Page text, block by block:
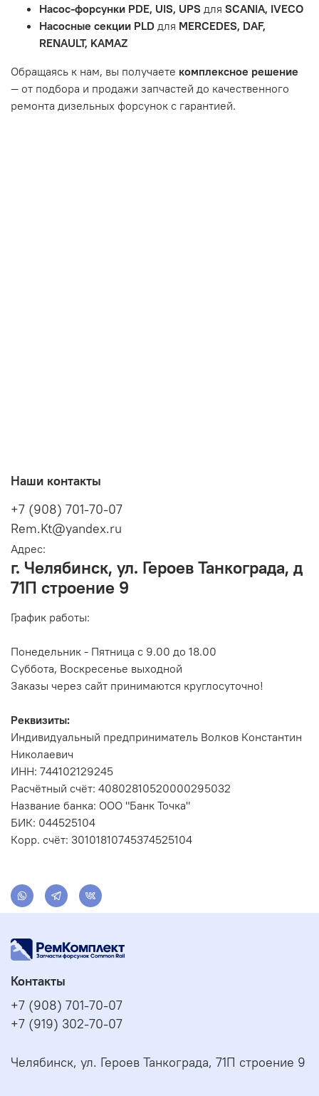
или чрезмерным износом.
Неисправность топливной системы или системы
впуска/выпуска.
Насос-форсунки PDE, UIS, UPS для SCANIA, IVECO
Насосные секции PLD для MERCEDES, DAF,
RENAULT, KAMAZ
Обращаясь к нам, вы получаете комплексное решение
— от подбора и продажи запчастей до качественного
ремонта дизельных форсунок с гарантией.
Наши контакты
+7 (908) 701-70-07
Rem.Kt@yandex.ru
Адрес:
г. Челябинск, ул. Героев Танкограда, д
71П строение 9
График работы:
Понедельник - Пятница с 9.00 до 18.00
Суббота, Воскресенье выходной
Заказы через сайт принимаются круглосуточно!
Реквизиты:
Индивидуальный предприниматель Волков Константин
Николаевич
ИНН: 744102129245
Расчётный счёт: 40802810520000295032
Название банка: ООО "Банк Точка"
БИК: 044525104
Корр. счёт: 30101810745374525104
Контакты
+7 (908) 701-70-07
+7 (919) 302-70-07
Челябинск, ул. Героев Танкограда, 71П строение 9